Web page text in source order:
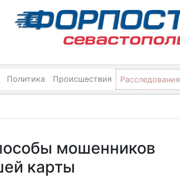
Политика Происшествия Расследования
мошенников
карты